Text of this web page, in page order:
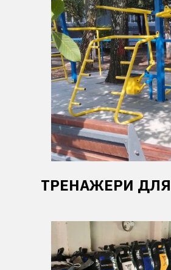
ТРЕНАЖЕРИ